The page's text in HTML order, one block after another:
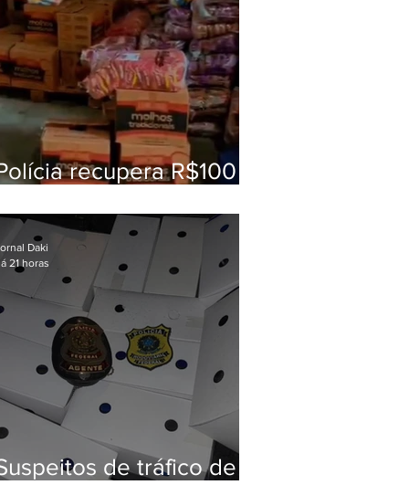
recupera R$100
Fluminense
de tráfico de
Daki
21 horas